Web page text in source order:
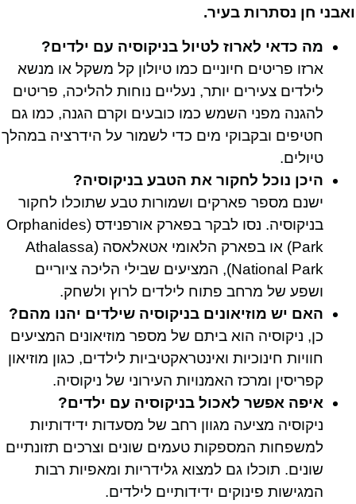
ואבני חן נסתרות בעיר.
מה כדאי לארוז לטיול בניקוסיה עם ילדים?
ארזו פריטים חיוניים כמו טיולון קל משקל או מנשא
לילדים צעירים יותר, נעליים נוחות להליכה, פריטים
להגנה מפני השמש כמו כובעים וקרם הגנה, כמו גם
חטיפים ובקבוקי מים כדי לשמור על הידרציה במהלך
טיולים.
היכן נוכל לחקור את הטבע בניקוסיה?
ישנם מספר פארקים ושמורות טבע שתוכלו לחקור
בניקוסיה. נסו לבקר בפארק אורפנידס (Orphanides
Park) או בפארק הלאומי אטאלאסה (Athalassa
National Park), המציעים שבילי הליכה ציוריים
ושפע של מרחב פתוח לילדים לרוץ ולשחק.
האם יש מוזיאונים בניקוסיה שילדים יהנו מהם?
כן, ניקוסיה הוא ביתם של מספר מוזיאונים המציעים
חוויות חינוכיות ואינטראקטיביות לילדים, כגון מוזיאון
קפריסין ומרכז האמנויות העירוני של ניקוסיה.
איפה אפשר לאכול בניקוסיה עם ילדים?
ניקוסיה מציעה מגוון רחב של מסעדות ידידותיות
למשפחות המספקות טעמים שונים וצרכים תזונתיים
שונים. תוכלו גם למצוא גלידריות ומאפיות רבות
המגישות פינוקים ידידותיים לילדים.